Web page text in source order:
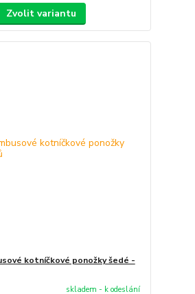
Zvolit variantu
kotníčkové ponožky šedé -
skladem - k odeslání